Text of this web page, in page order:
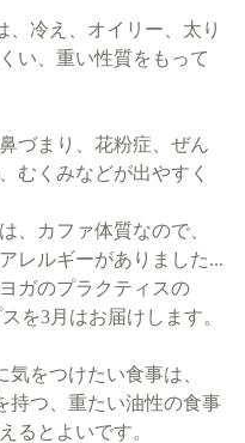
、冷え、オイリー、太り
い、重い性質をもって
づまり、花粉症、ぜん
むくみなどが出やすく
、カファ体質なので、
レルギーがありました...
ガのプラクティスの
を3月はお届けします。
気をつけたい食事は、
持つ、重たい油性の食事
るとよいです。